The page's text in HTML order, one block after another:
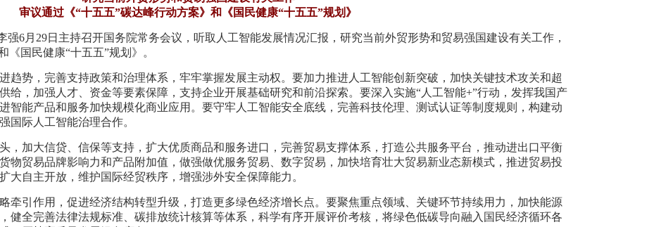
审议通过《“十五五”碳达峰行动方案》和《国民健康“十五五”规划》
强6月29日主持召开国务院常务会议，听取人工智能发展情况汇报，研究当前外贸形势和贸易强国建设有关工作，
国民健康“十五五”规划》。
趋势，完善支持政策和治理体系，牢牢掌握发展主动权。要加力推进人工智能创新突破，加快关键技术攻关和超
给，加强人才、资金等要素保障，支持企业开展基础研究和前沿探索。要深入实施“人工智能+”行动，发挥我国产
智能产品和服务加快规模化商业应用。要守牢人工智能安全底线，完善科技伦理、测试认证等制度规则，构建动
国际人工智能治理合作。
，加大信贷、信保等支持，扩大优质商品和服务进口，完善贸易支撑体系，打造公共服务平台，推动进出口平衡
物贸易品牌影响力和产品附加值，做强做优服务贸易、数字贸易，加快培育壮大贸易新业态新模式，推进贸易投
大自主开放，维护国际经贸秩序，增强涉外安全保障能力。
牵引作用，促进经济结构转型升级，打造更多绿色经济增长点。要聚焦重点领域、关键环节持续用力，加快能源
健全完善法律法规标准、碳排放统计核算等体系，科学有序开展评价考核，将绿色低碳导向融入国民经济循环各